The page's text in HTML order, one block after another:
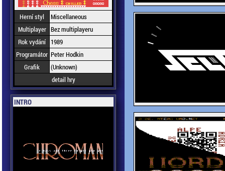
Herní styl
Miscellaneous
Multiplayer Bez multiplayeru
Rok vydání
1989
Programátor Peter Hodkin
Grafik
(Unknown)
detail hry
INTRO